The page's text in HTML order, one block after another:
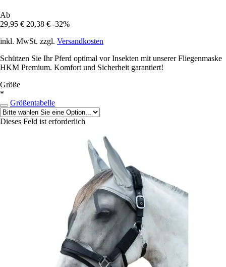
Ab
29,95 € 20,38 € -32%
inkl. MwSt. zzgl. Versandkosten
Schützen Sie Ihr Pferd optimal vor Insekten mit unserer Fliegenmaske
HKM Premium. Komfort und Sicherheit garantiert!
Größe
*
Größentabelle
Dieses Feld ist erforderlich